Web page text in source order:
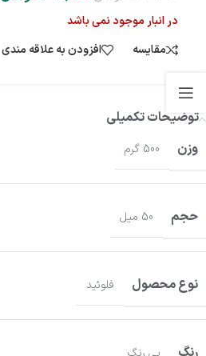
در انبار موجود نمی باشد
مقایسه
افزودن به علاقه مندی
توضیحات تکمیلی
وزن
500 گرم
حجم 50 میل
نوع محصول فلوئید